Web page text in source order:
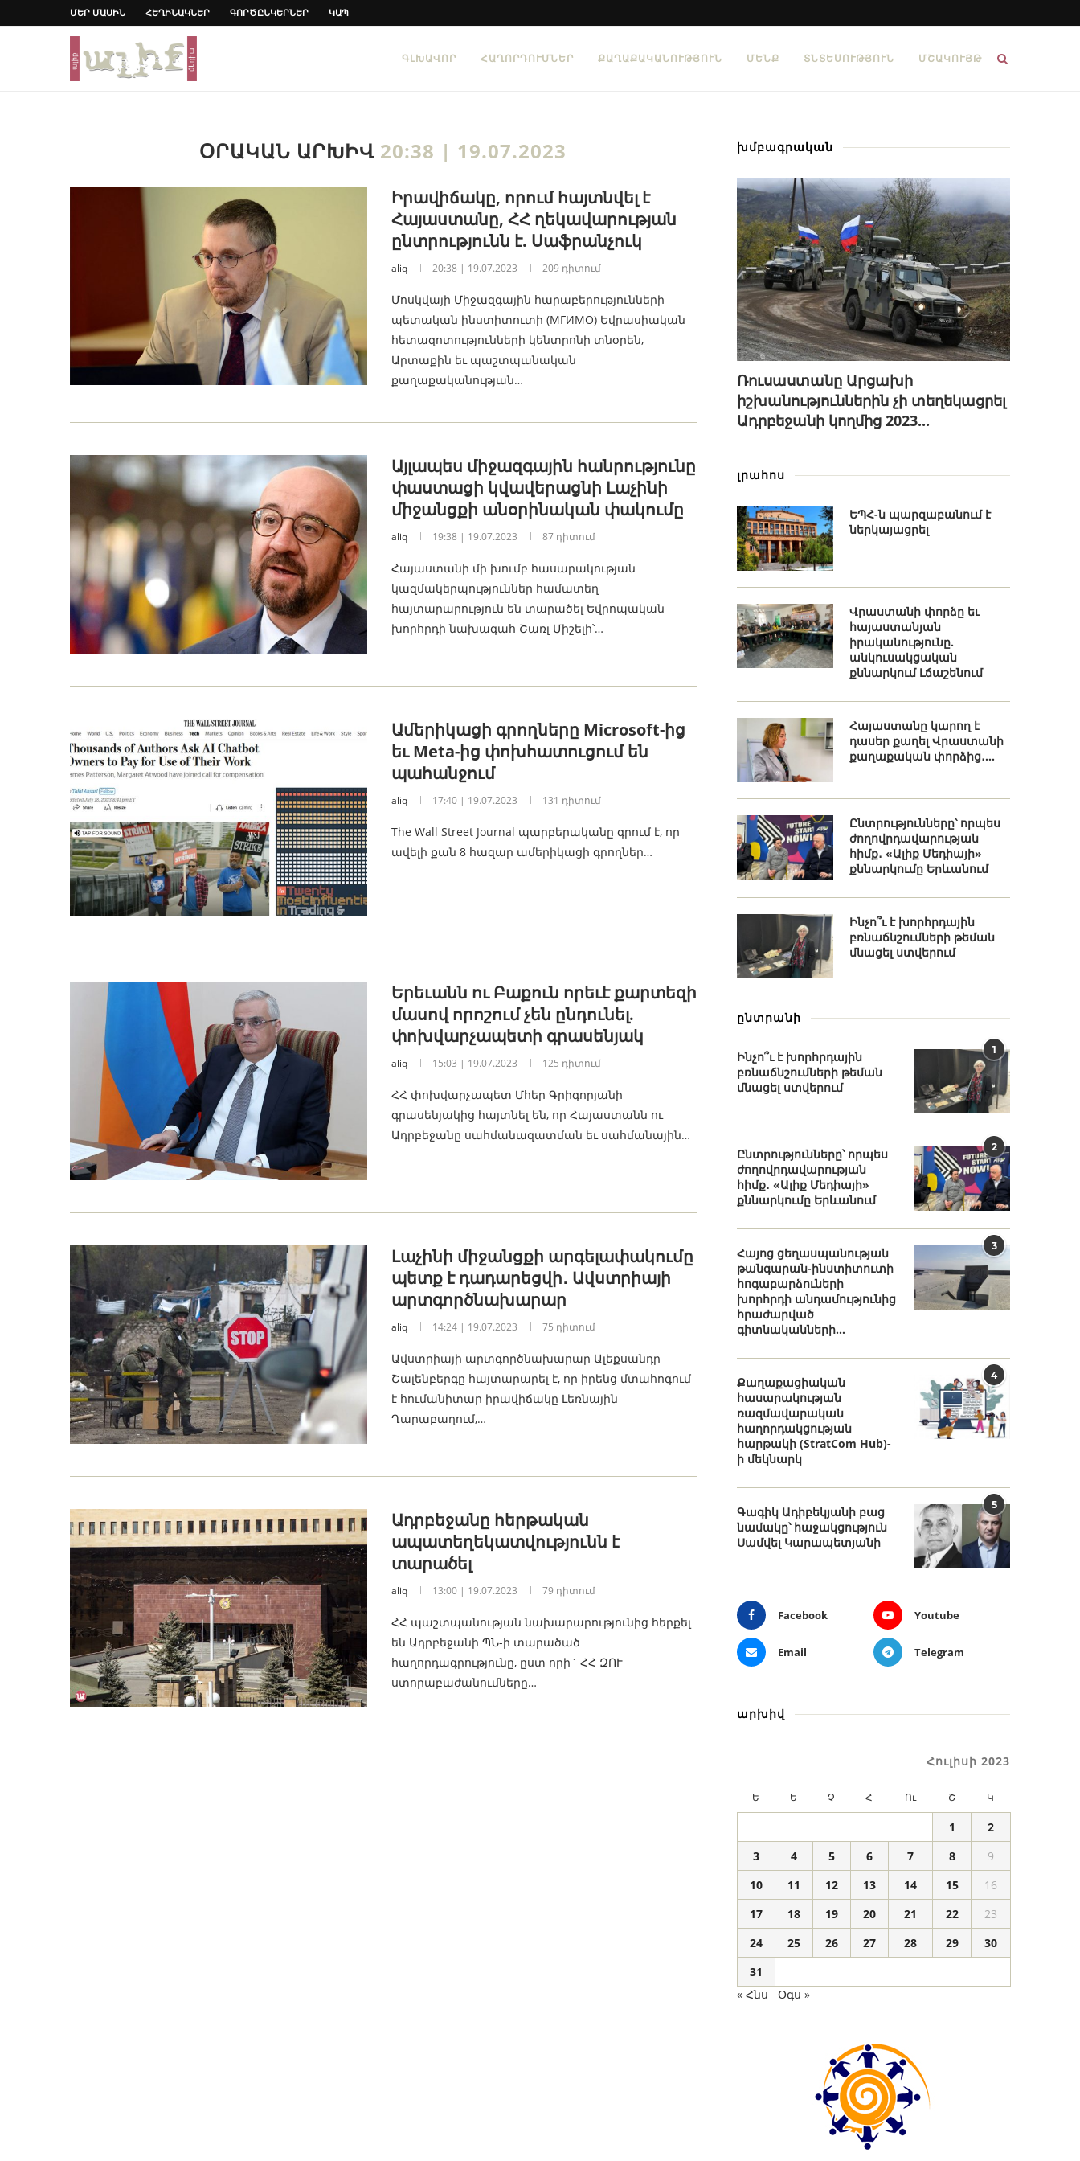
ՄԵՐ ՄԱՍԻՆ ՀԵՂԻՆԱԿՆԵՐ ԳՈՐԾԸՆԿԵՐՆԵՐ ԿԱՊ
ԳԼԽԱՎՈՐ ՀԱՂՈՐԴՈՒՄՆԵՐ ՔԱՂԱՔԱԿԱՆՈՒԹՅՈՒՆ ՄԵՆՔ ՏՆՏԵՍՈՒԹՅՈՒՆ ՄՇԱԿՈՒՅԹ
ՕՐԱԿԱՆ ԱՐԽԻՎ 20:38 | 19.07.2023
Իրավիճակը, որում հայտնվել է
Հայաստանը, ՀՀ ղեկավարության
ընտրությունն է. Սաֆրանչուկ
aliq 20:38 | 19.07.2023 209 դիտում
Մոսկվայի Միջազգային հարաբերությունների
պետական ինստիտուտի (МГИМО) Եվրասիական
հետազոտությունների կենտրոնի տնօրեն,
Արտաքին եւ պաշտպանական
քաղաքականության…
Այլապես միջազգային հանրությունը
փաստացի կվավերացնի Լաչինի
միջանցքի անօրինական փակումը
aliq 19:38 | 19.07.2023 87 դիտում
Հայաստանի մի խումբ հասարակության
կազմակերպություններ համատեղ
հայտարարություն են տարածել Եվրոպական
խորհրդի նախագահ Շառլ Միշելի՝…
Ամերիկացի գրողները Microsoft-ից
եւ Meta-ից փոխհատուցում են
պահանջում
aliq 17:40 | 19.07.2023 131 դիտում
The Wall Street Journal պարբերականը գրում է, որ
ավելի քան 8 հազար ամերիկացի գրողներ…
Երեւանն ու Բաքուն որեւէ քարտեզի
մասով որոշում չեն ընդունել.
փոխվարչապետի գրասենյակ
aliq 15:03 | 19.07.2023 125 դիտում
ՀՀ փոխվարչապետ Մհեր Գրիգորյանի
գրասենյակից հայտնել են, որ Հայաստանն ու
Ադրբեջանը սահմանազատման եւ սահմանային…
Լաչինի միջանցքի արգելափակումը
պետք է դադարեցվի․ Ավստրիայի
արտգործնախարար
aliq 14:24 | 19.07.2023 75 դիտում
Ավստրիայի արտգործնախարար Ալեքսանդր
Շալենբերգը հայտարարել է, որ իրենց մտահոգում
է հումանիտար իրավիճակը Լեռնային
Ղարաբաղում,…
Ադրբեջանը հերթական
ապատեղեկատվությունն է
տարածել
aliq 13:00 | 19.07.2023 79 դիտում
ՀՀ պաշտպանության նախարարությունից հերքել
են Ադրբեջանի ՊՆ-ի տարածած
հաղորդագրությունը, ըստ որի` ՀՀ ԶՈՒ
ստորաբաժանումները…
խմբագրական
Ռուսաստանը Արցախի
իշխանություններին չի տեղեկացրել
Ադրբեջանի կողմից 2023...
լրահոս
ԵՊՀ-ն պարզաբանում է
ներկայացրել
Վրաստանի փորձը եւ
հայաստանյան
իրականությունը.
անկուսակցական
քննարկում Լճաշենում
Հայաստանը կարող է
դասեր քաղել Վրաստանի
քաղաքական փորձից․...
Ընտրությունները՝ որպես
ժողովրդավարության
հիմք․ «Ալիք Մեդիայի»
քննարկումը Երևանում
Ինչո՞ւ է խորհրդային
բռնաճնշումների թեման
մնացել ստվերում
ընտրանի
1
Ինչո՞ւ է խորհրդային
բռնաճնշումների թեման
մնացել ստվերում
2
Ընտրությունները՝ որպես
ժողովրդավարության
հիմք․ «Ալիք Մեդիայի»
քննարկումը Երևանում
3
Հայոց ցեղասպանության
թանգարան-ինստիտուտի
հոգաբարձուների
խորհրդի անդամությունից
հրաժարված
գիտնականների...
4
Քաղաքացիական
հասարակության
ռազմավարական
հաղորդակցության
հարթակի (StratCom Hub)-
ի մեկնարկ
5
Գագիկ Ադիբեկյանի բաց
նամակը՝ հաջակցություն
Սամվել Կարապետյանի
Facebook Youtube
Email Telegram
արխիվ
Հուլիսի 2023
Ե Ե Չ Հ Ու Շ Կ
1
2
3
4 5 6 7 8
9
10
11 12 13 14 15
16
17
18 19 20 21 22
23
24
25 26 27 28 29
30
31
« Հնս
Օգս »